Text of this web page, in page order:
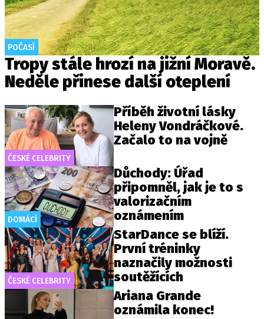
POČASÍ
Tropy stále hrozí na jižní Moravě.
Neděle přinese další oteplení
ČESKÉ CELEBRITY
Příběh životní lásky
Heleny Vondráčkové.
Začalo to na vojně
DOMÁCÍ
Důchody: Úřad
připomněl, jak je to s
valorizačním
oznámením
ČESKÉ CELEBRITY
StarDance se blíží.
První tréninky
naznačily možnosti
soutěžících
Ariana Grande
oznámila konec!